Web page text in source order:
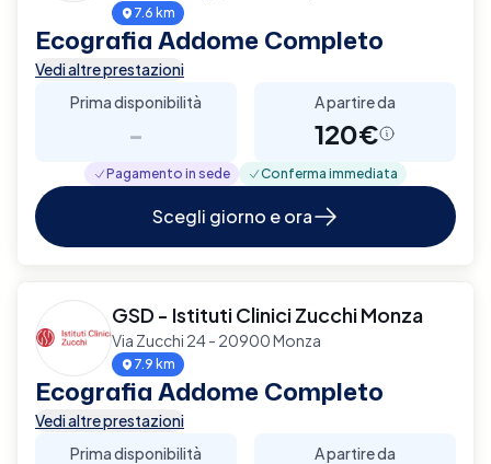
7.6 km
Ecografia Addome Completo
Vedi altre prestazioni
Prima disponibilità
-
A partire da
120€
Pagamento in sede Conferma immediata
Scegli giorno e ora
GSD - Istituti Clinici Zucchi Monza
Via Zucchi 24 - 20900 Monza
7.9 km
Ecografia Addome Completo
Vedi altre prestazioni
Prima disponibilità
A partire da